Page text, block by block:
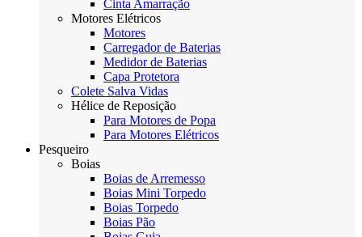
Cinta Amarração
Motores Elétricos
Motores
Carregador de Baterias
Medidor de Baterias
Capa Protetora
Colete Salva Vidas
Hélice de Reposição
Para Motores de Popa
Para Motores Elétricos
Pesqueiro
Boias
Boias de Arremesso
Boias Mini Torpedo
Boias Torpedo
Boias Pão